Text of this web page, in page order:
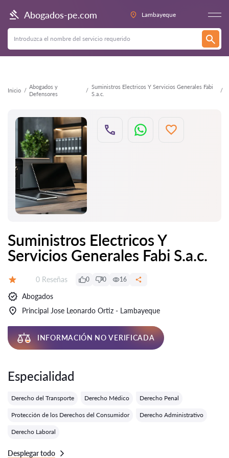
Abogados-pe.com Lambayeque
Inicio
Abogados y
Defensores
Suministros Electricos Y Servicios Generales Fabi
S.a.c.
Atrás
Suministros Electricos Y
Servicios Generales Fabi S.a.c.
Número de reseñas:
0 Reseñas 0 0 16
Abogados
Principal Jose Leonardo Ortiz - Lambayeque
INFORMACIÓN NO VERIFICADA
Especialidad
Derecho del Transporte Derecho Médico Derecho Penal
Protección de los Derechos del Consumidor Derecho Administrativo
Derecho Laboral
Desplegar todo